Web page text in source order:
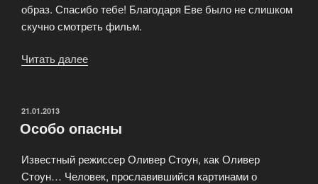
образ. Спасибо тебе! Благодаря Еве было не слишком
скучно смотреть фильм.
Читать далее
—
тени»
ОПУБЛИКОВАНО
21.01.2013
Особо опасны
Известный режиссер Оливер Стоун, как Оливер
Стоун… Человек, прославившийся картинами о